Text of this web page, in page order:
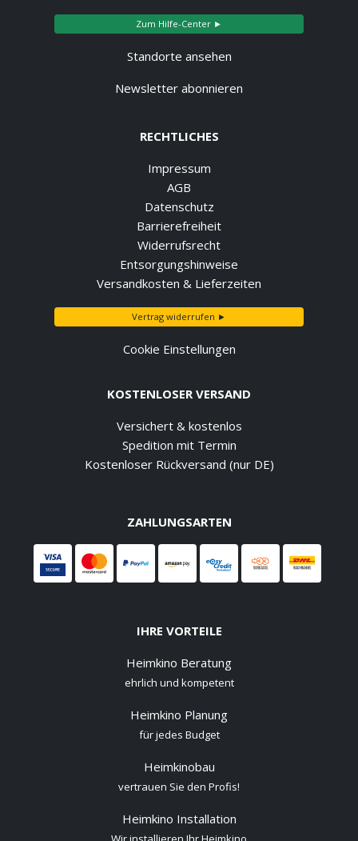
Zum Hilfe-Center ►
Standorte ansehen
Newsletter abonnieren
RECHTLICHES
Impressum
AGB
Datenschutz
Barrierefreiheit
Widerrufsrecht
Entsorgungshinweise
Versandkosten & Lieferzeiten
Vertrag widerrufen ►
Cookie Einstellungen
KOSTENLOSER VERSAND
Versichert & kostenlos
Spedition mit Termin
Kostenloser Rückversand (nur DE)
ZAHLUNGSARTEN
IHRE VORTEILE
Heimkino Beratung
ehrlich und kompetent
Heimkino Planung
für jedes Budget
Heimkinobau
vertrauen Sie den Profis!
Heimkino Installation